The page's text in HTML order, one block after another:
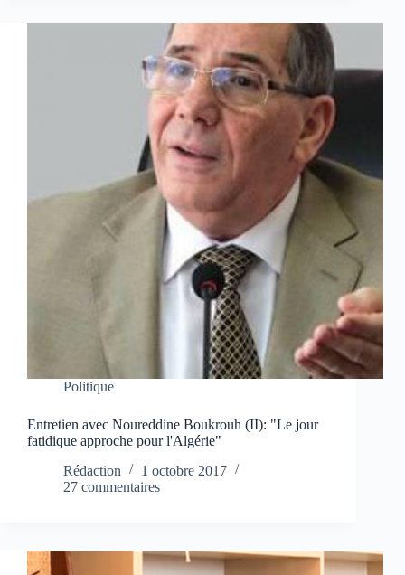
Politique
Entretien avec Noureddine Boukrouh (II): "Le jour
fatidique approche pour l'Algérie"
Rédaction
1 octobre 2017
27 commentaires